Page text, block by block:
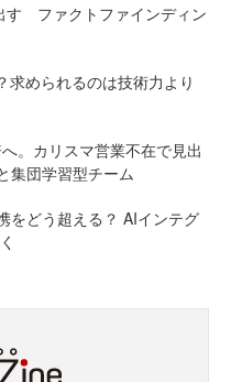
す ファクトファインディン
求められるのは技術力より
。カリスマ営業不在で見出
集団学習型チーム
をどう超える？ AIインテグ